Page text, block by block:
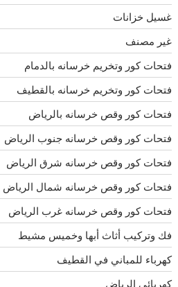
غسيل خزانات
غير مصنف
فتحات كور وتخريم خرسانه بالدمام
فتحات كور وتخريم خرسانه بالقطيف
فتحات كور وقص خرسانه بالرياض
فتحات كور وقص خرسانه جنوب الرياض
فتحات كور وقص خرسانه شرق الرياض
فتحات كور وقص خرسانه شمال الرياض
فتحات كور وقص خرسانه غرب الرياض
فك وتركيب أثاث أبها وخميس مشيط
كهرباء للمباني في القطيف
كهربائى الرياض